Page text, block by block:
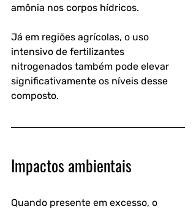
amônia nos corpos hídricos.
Já em regiões agrícolas, o uso
intensivo de fertilizantes
nitrogenados também pode elevar
significativamente os níveis desse
composto.
Impactos ambientais
Quando presente em excesso, o